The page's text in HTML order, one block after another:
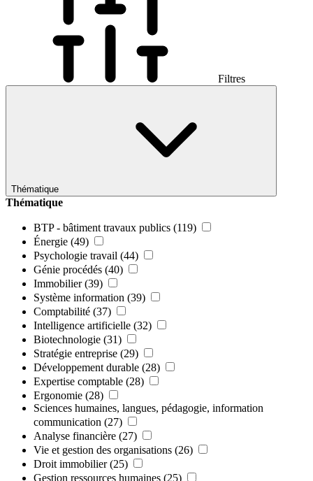
Filtres
Thématique
Thématique
BTP - bâtiment travaux publics (119)
Énergie (49)
Psychologie travail (44)
Génie procédés (40)
Immobilier (39)
Système information (39)
Comptabilité (37)
Intelligence artificielle (32)
Biotechnologie (31)
Stratégie entreprise (29)
Développement durable (28)
Expertise comptable (28)
Ergonomie (28)
Sciences humaines, langues, pédagogie, information
communication (27)
Analyse financière (27)
Vie et gestion des organisations (26)
Droit immobilier (25)
Gestion ressources humaines (25)